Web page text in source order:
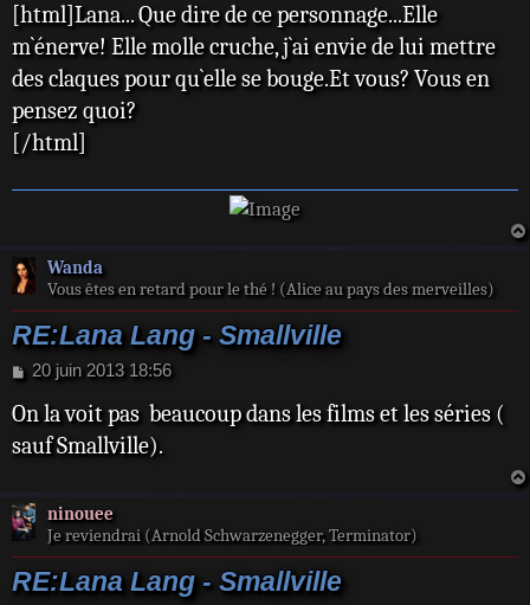
s
s
a
g
[html]Lana... Que dire de ce personnage...Elle
m`énerve! Elle molle cruche, j`ai envie de lui mettre
des claques pour qu`elle se bouge.Et vous? Vous en
pensez quoi?
[/html]
Wanda
Vous êtes en retard pour le thé ! (Alice au pays des merveilles)
RE:Lana Lang - Smallville
M
s
a
20 juin 2013 18:56
On la voit pas beaucoup dans les films et les séries (
sauf Smallville).
ninouee
Je reviendrai (Arnold Schwarzenegger, Terminator)
RE:Lana Lang - Smallville